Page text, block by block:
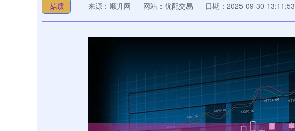
菇质 来源：顺升网 网站：优配交易 日期：2025-09-30 13:11:53